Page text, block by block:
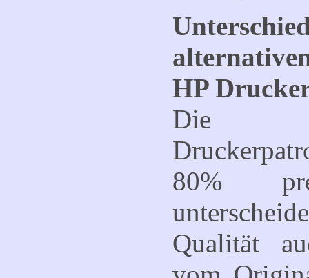
HP
Die
80%
Qualität